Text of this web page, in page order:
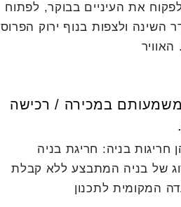
את העיניים בבוקר, לפתוח
השינה ולצפות בנוף ירוק הפרוס
במכירה / רכישה
חריגות בניה: חריגת בניה
של בניה המתבצע ללא קבלת
המקומית לתכנון